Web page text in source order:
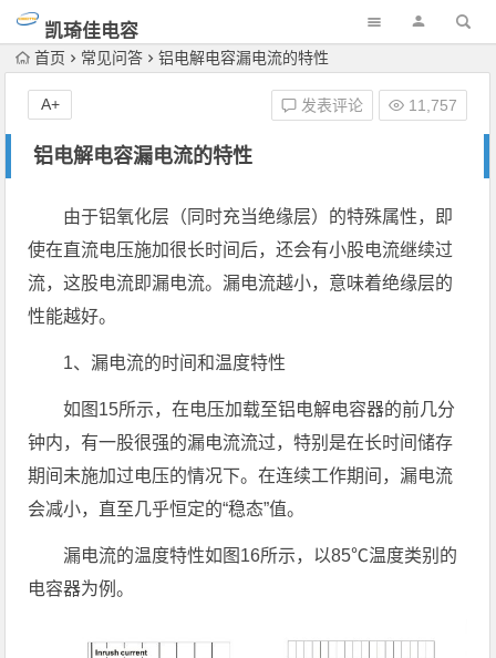
凯琦佳电容
首页 常见问答 铝电解电容漏电流的特性
铝电解电容漏电流的特性
发表评论 11,757
A+
由于铝氧化层（同时充当绝缘层）的特殊属性，即
使在直流电压施加很长时间后，还会有小股电流继续过
流，这股电流即漏电流。漏电流越小，意味着绝缘层的
性能越好。
1、漏电流的时间和温度特性
如图15所示，在电压加载至铝电解电容器的前几分
钟内，有一股很强的漏电流流过，特别是在长时间储存
期间未施加过电压的情况下。在连续工作期间，漏电流
会减小，直至几乎恒定的“稳态”值。
漏电流的温度特性如图16所示，以85℃温度类别的
电容器为例。